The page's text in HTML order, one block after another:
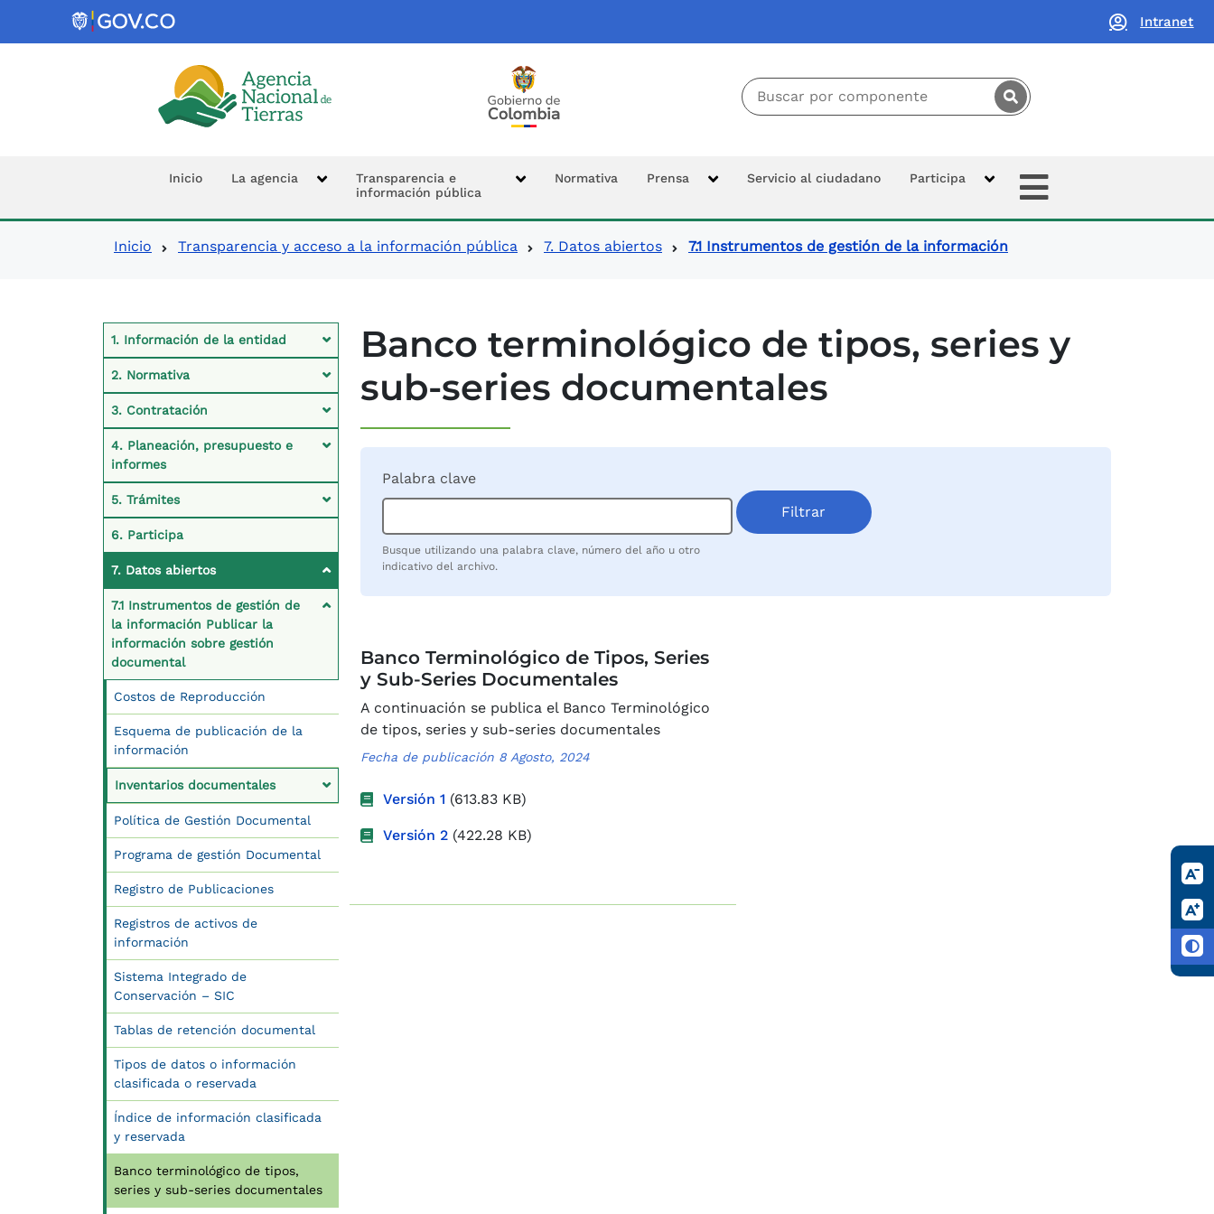
Intranet
Logo de la Agencia Nacional de Tierras
Buscador principal:
Navegación principal
Inicio La agencia
Transparencia e
información pública
Normativa Prensa Servicio al ciudadano Participa Extras
Ruta de navegación
Inicio Transparencia y acceso a la información pública 7. Datos abiertos 7.1 Instrumentos de gestión de la información
Contexto Ley de Transparencia
1. Información de la entidad
2. Normativa
3. Contratación
4. Planeación, presupuesto e
informes
5. Trámites
6. Participa
7. Datos abiertos
7.1 Instrumentos de gestión de
la información Publicar la
información sobre gestión
documental
Costos de Reproducción
Esquema de publicación de la
información
Inventarios documentales
Política de Gestión Documental
Programa de gestión Documental
Registro de Publicaciones
Registros de activos de
información
Sistema Integrado de
Conservación – SIC
Tablas de retención documental
Tipos de datos o información
clasificada o reservada
Índice de información clasificada
y reservada
Banco terminológico de tipos,
series y sub-series documentales
Banco terminológico de tipos, series y
sub-series documentales
Palabra clave
Busque utilizando una palabra clave, número del año u otro
indicativo del archivo.
Banco Terminológico de Tipos, Series
y Sub-Series Documentales
A continuación se publica el Banco Terminológico
de tipos, series y sub-series documentales
Fecha de publicación 8 Agosto, 2024
Versión 1 (613.83 KB)
Versión 2 (422.28 KB)